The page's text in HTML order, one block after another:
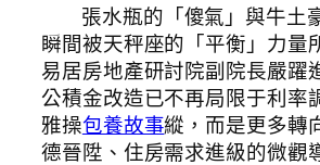
張水瓶的「傻氣」與牛土
瞬間被天秤座的「平衡」力量
易居房地產研討院副院長嚴躍
公積金改造已不再局限于利率
雅操包養故事縱，而是更多轉
德晉陞、住房需求進級的微觀